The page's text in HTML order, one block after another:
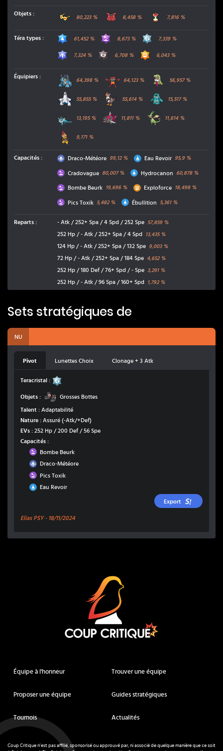
Objets : Lunettes Choix
80,223%
Veste de Combat
8,458% 7,816%
Téra types : Eau61,452% Poison
8,673% Acier
7,339%
Dragon
7,324% Ténèbres
6,708% Combat
6,043%
Équipiers :
64,398% 64,123% 56,957%
55,855% 55,614% 15,517%
13,195%
Paragruel Mâle
11,811% 11,614%
9,171%
Capacités : Dragon
Draco-Météore 99,12% EauEau Revoir 95,9%
Poison
Cradovague 80,007% Eau
Hydrocanon 60,878%
Poison
Bombe Beurk 19,696% Combat
Exploforce 18,498%
Poison
Pics Toxik 5,482% Eau
Ébullition 5,361%
Reparts : - Atk / 252+ Spa / 4 Spd / 252 Spe 57,859%
252 Hp / - Atk / 252+ Spa / 4 Spd 13,435%
124 Hp / - Atk / 252+ Spa / 132 Spe 9,003%
72 Hp / - Atk / 252+ Spa / 184 Spe 4,652%
252 Hp / 180 Def / 76+ Spd / - Spe 3,291%
252 Hp / - Atk / 96 Spa / 160+ Spd 1,792%
Sets stratégiques de
NU
Pivot Lunettes Choix Clonage + 3 Atk
Teracristal :
Objets : Grosses Bottes
Talent : Adaptabilité
Nature : Assuré (-Atk/+Def)
EVs : 252 Hp / 200 Def / 56 Spe
Capacités :
Poison
Bombe Beurk
Dragon
Draco-Météore
Poison
Pics Toxik
EauEau Revoir
Export
Elias PSY - 18/11/2024
Équipe à l'honneur Trouver une équipe
Proposer une équipe Guides stratégiques
Tournois Actualités
Coup Critique n'est pas affilié, sponsorisé ou approuvé par, ni associé de quelque manière que ce soit